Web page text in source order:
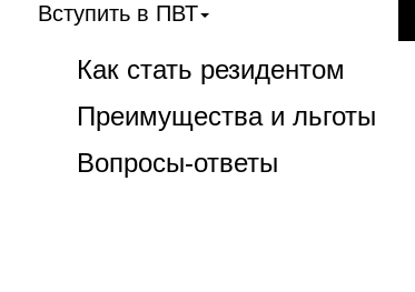
Вступить в ПВТ
Как стать резидентом
Преимущества и льготы
Вопросы-ответы